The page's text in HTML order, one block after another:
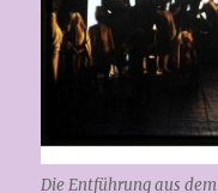
Die Entführung aus